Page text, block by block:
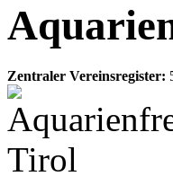
Zentraler Vereinsregister: